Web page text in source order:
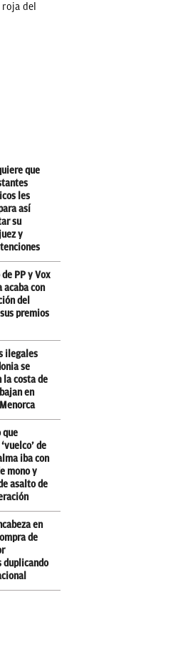
del
que
les
así
su
y
PP y Vox
acaba con
del
premios
ilegales
se
la costa de
en
que
de
iba con
mono y
asalto de
en
de
duplicando